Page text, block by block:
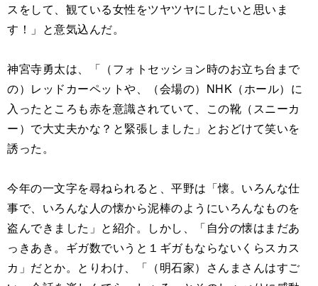
スをして、観ている女性をツヤツヤにしたいと思いま
す！」と意気込んだ。
神宮寺勇太は、「（フォトセッション時のお立ち台まで
の）レッドカーペットや、（会場の）NHK（ホール）に
入ったところも赤を意識されていて、この靴（スニーカ
ー）で大丈夫かな？と緊張しました」とおどけて笑いを
誘った。
今年の一文字を尋ねられると、平野は「懐。いろんな仕
事で、いろんな人の懐から泥棒のようにいろんなものを
盗んできました」と紹介。しかし、「自分の懐はまだあ
っきあき。ギガ数でいうと１ギガもならないくらスカス
カ」だとか。とりわけ、「（明石家）さんまさんはすご